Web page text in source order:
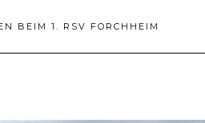
BEIM 1. RSV FORCHHEIM